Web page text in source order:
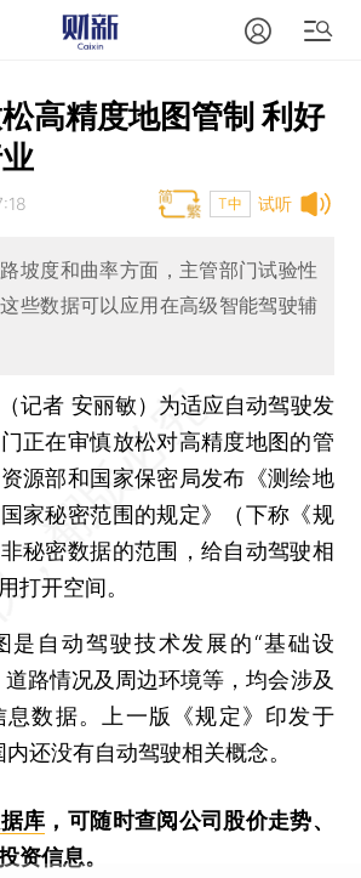
高精度地图管制 利好
试听
T中
坡度和曲率方面，主管部门试验性
些数据可以应用在高级智能驾驶辅
记者 安丽敏） 为适应自动驾驶发
正在审慎放松对高精度地图的管
源部和国家保密局发布《测绘地
家秘密范围的规定》（下称《规
秘密数据的范围，给自动驾驶相
打开空间。
自动驾驶技术发展的“基础设
道路情况及周边环境等，均会涉及
息数据。上一版《规定》印发于
还没有自动驾驶相关概念。
库 ，可随时查阅公司股价走势、
资信息。